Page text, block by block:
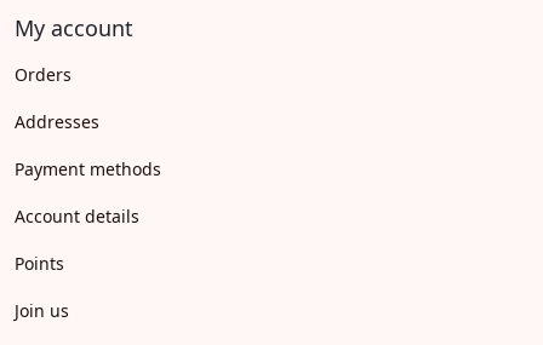
My account
Orders
Addresses
Payment methods
Account details
Points
Join us